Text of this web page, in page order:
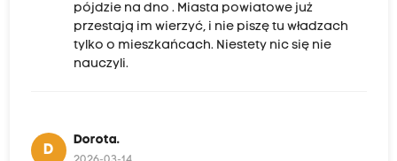
pójdzie na dno . Miasta powiatowe już
przestają im wierzyć, i nie piszę tu władzach
tylko o mieszkańcach. Niestety nic się nie
nauczyli.
D
Dorota.